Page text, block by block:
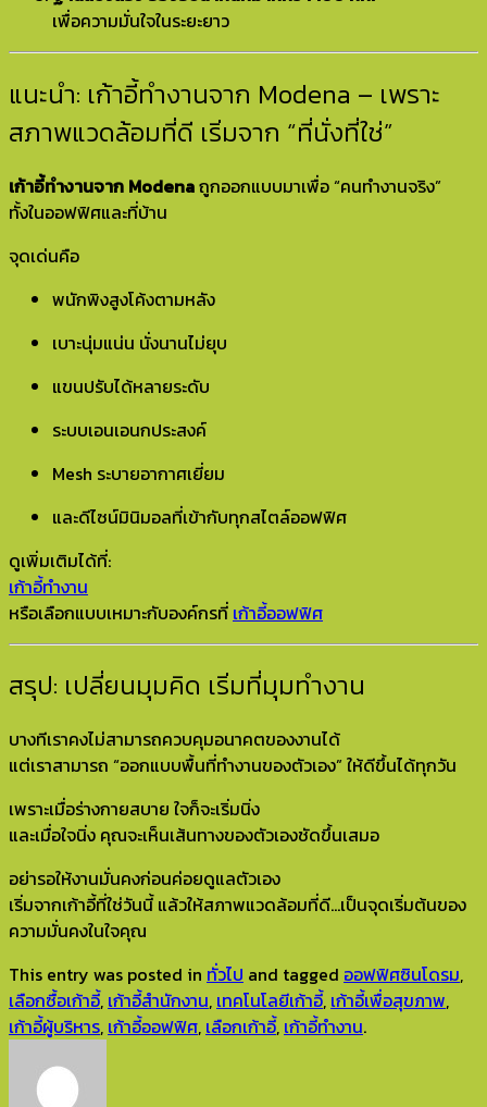
เพื่อความมั่นใจในระยะยาว
แนะนำ: เก้าอี้ทำงานจาก Modena – เพราะ
สภาพแวดล้อมที่ดี เริ่มจาก “ที่นั่งที่ใช่”
เก้าอี้ทำงานจาก Modenaถูกออกแบบมาเพื่อ “คนทำงานจริง”
ทั้งในออฟฟิศและที่บ้าน
จุดเด่นคือ
พนักพิงสูงโค้งตามหลัง
เบาะนุ่มแน่น นั่งนานไม่ยุบ
แขนปรับได้หลายระดับ
ระบบเอนเอนกประสงค์
Mesh ระบายอากาศเยี่ยม
และดีไซน์มินิมอลที่เข้ากับทุกสไตล์ออฟฟิศ
ดูเพิ่มเติมได้ที่:
เก้าอี้ทำงาน
หรือเลือกแบบเหมาะกับองค์กรที่ เก้าอี้ออฟฟิศ
สรุป: เปลี่ยนมุมคิด เริ่มที่มุมทำงาน
บางทีเราคงไม่สามารถควบคุมอนาคตของงานได้
แต่เราสามารถ “ออกแบบพื้นที่ทำงานของตัวเอง” ให้ดีขึ้นได้ทุกวัน
เพราะเมื่อร่างกายสบาย ใจก็จะเริ่มนิ่ง
และเมื่อใจนิ่ง คุณจะเห็นเส้นทางของตัวเองชัดขึ้นเสมอ
อย่ารอให้งานมั่นคงก่อนค่อยดูแลตัวเอง
เริ่มจากเก้าอี้ที่ใช่วันนี้ แล้วให้สภาพแวดล้อมที่ดี…เป็นจุดเริ่มต้นของ
ความมั่นคงในใจคุณ
This entry was posted in ทั่วไป and tagged ออฟฟิศซินโดรม,
เลือกซื้อเก้าอี้, เก้าอี้สำนักงาน, เทคโนโลยีเก้าอี้, เก้าอี้เพื่อสุขภาพ,
เก้าอี้ผู้บริหาร, เก้าอี้ออฟฟิศ, เลือกเก้าอี้, เก้าอี้ทำงาน.